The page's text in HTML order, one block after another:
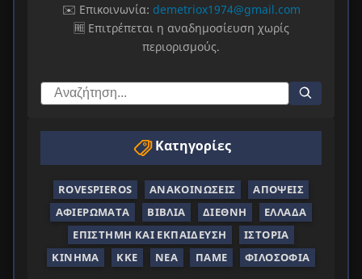
✉️ Επικοινωνία: demetriox1974@gmail.com
🆓 Επιτρέπεται η αναδημοσίευση χωρίς
περιορισμούς.
Κατηγορίες
ROVESPIEROS ΑΝΑΚΟΙΝΏΣΕΙΣ
ΑΠΌΨΕΙΣ
ΑΦΙΕΡΏΜΑΤΑ
ΒΙΒΛΊΑ ΔΙΕΘΝΉ
ΕΛΛΆΔΑ
ΕΠΙΣΤΉΜΗ ΚΑΙ ΕΚΠΑΊΔΕΥΣΗ
ΙΣΤΟΡΊΑ
ΚΊΝΗΜΑ
ΚΚΕ ΝΈΑ ΠΑΜΕ ΦΙΛΟΣΟΦΊΑ